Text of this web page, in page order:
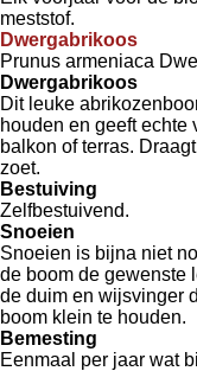
meststof.
Dwergabrikoos
Prunus armeniaca
Dwergabrikoos
Dit leuke
houden en geeft echte
balkon of terras.
zoet.
Bestuiving
Zelfbestuivend.
Snoeien
Snoeien is bijna niet
de boom de gewenste
de duim en wijsvinger
boom klein te houden.
Bemesting
Eenmaal per jaar wat